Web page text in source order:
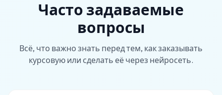
Часто задаваемые
вопросы
Всё, что важно знать перед тем, как заказывать
курсовую или сделать её через нейросеть.